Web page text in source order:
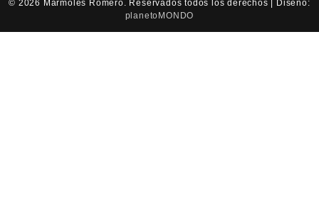
© 2026 Mármoles Romero. Reservados todos los derechos | Diseño:
planetoMONDO